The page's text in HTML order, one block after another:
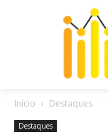
Início Destaques
Destaques